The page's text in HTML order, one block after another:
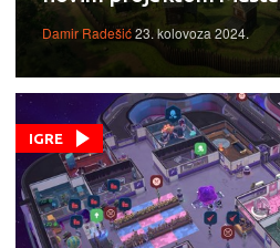
Damir Radešić23. kolovoza 2024.
IGRE